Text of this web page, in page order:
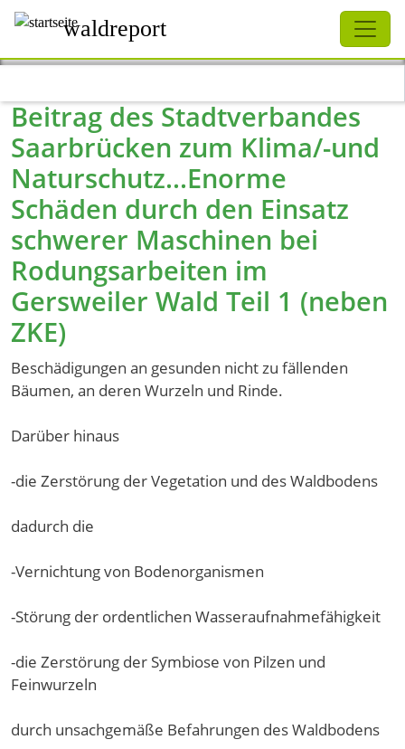
waldreport
Beitrag des Stadtverbandes
Saarbrücken zum Klima/-und
Naturschutz...Enorme
Schäden durch den Einsatz
schwerer Maschinen bei
Rodungsarbeiten im
Gersweiler Wald Teil 1 (neben
ZKE)
Beschädigungen an gesunden nicht zu fällenden
Bäumen, an deren Wurzeln und Rinde.
Darüber hinaus
-die Zerstörung der Vegetation und des Waldbodens
dadurch die
-Vernichtung von Bodenorganismen
-Störung der ordentlichen Wasseraufnahmefähigkeit
-die Zerstörung der Symbiose von Pilzen und
Feinwurzeln
durch unsachgemäße Befahrungen des Waldbodens
Schliessen